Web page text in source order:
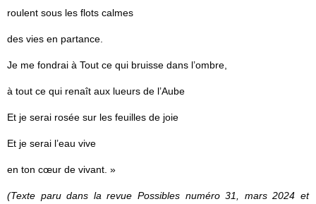
roulent sous les flots calmes
des vies en partance.
Je me fondrai à Tout ce qui bruisse dans l’ombre,
à tout ce qui renaît aux lueurs de l’Aube
Et je serai rosée sur les feuilles de joie
Et je serai l’eau vive
en ton cœur de vivant. »
(Texte paru dans la revue Possibles numéro 31, mars 2024 et